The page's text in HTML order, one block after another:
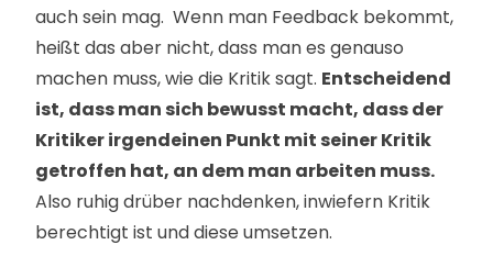
auch sein mag. Wenn man Feedback bekommt,
heißt das aber nicht, dass man es genauso
machen muss, wie die Kritik sagt. Entscheidend
ist, dass man sich bewusst macht, dass der
Kritiker irgendeinen Punkt mit seiner Kritik
getroffen hat, an dem man arbeiten muss.
Also ruhig drüber nachdenken, inwiefern Kritik
berechtigt ist und diese umsetzen.